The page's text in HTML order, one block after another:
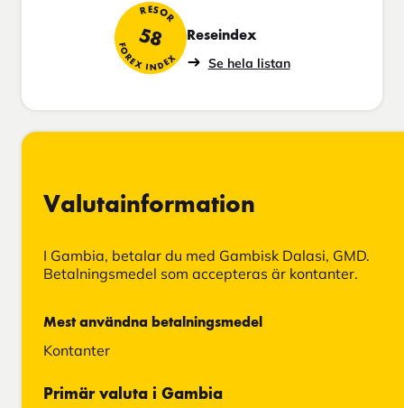
RESOR
58
FOREX INDEX
Reseindex
Se hela listan
Valutainformation
I Gambia, betalar du med Gambisk Dalasi, GMD.
Betalningsmedel som accepteras är kontanter.
Mest användna betalningsmedel
Kontanter
Primär valuta i Gambia